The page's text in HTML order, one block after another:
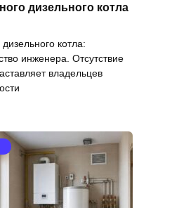
дизельного котла
котла:
инженера. Отсутствие
владельцев